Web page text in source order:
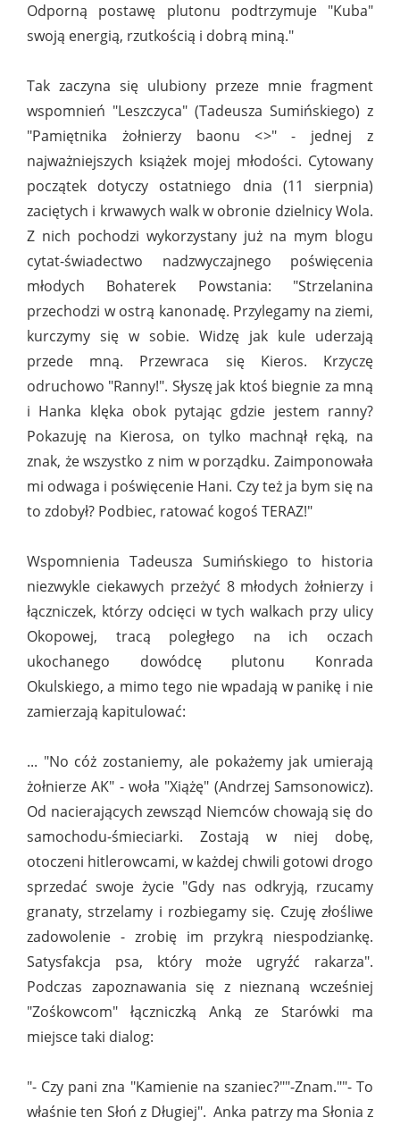
Odporną postawę plutonu podtrzymuje "Kuba"
swoją energią, rzutkością i dobrą miną."
Tak zaczyna się ulubiony przeze mnie fragment
wspomnień "Leszczyca" (Tadeusza Sumińskiego) z
"Pamiętnika żołnierzy baonu <>" - jednej z
najważniejszych książek mojej młodości. Cytowany
początek dotyczy ostatniego dnia (11 sierpnia)
zaciętych i krwawych walk w obronie dzielnicy Wola.
Z nich pochodzi wykorzystany już na mym blogu
cytat-świadectwo nadzwyczajnego poświęcenia
młodych Bohaterek Powstania: "Strzelanina
przechodzi w ostrą kanonadę. Przylegamy na ziemi,
kurczymy się w sobie. Widzę jak kule uderzają
przede mną. Przewraca się Kieros. Krzyczę
odruchowo "Ranny!". Słyszę jak ktoś biegnie za mną
i Hanka klęka obok pytając gdzie jestem ranny?
Pokazuję na Kierosa, on tylko machnął ręką, na
znak, że wszystko z nim w porządku. Zaimponowała
mi odwaga i poświęcenie Hani. Czy też ja bym się na
to zdobył? Podbiec, ratować kogoś TERAZ!"
Wspomnienia Tadeusza Sumińskiego to historia
niezwykle ciekawych przeżyć 8 młodych żołnierzy i
łączniczek, którzy odcięci w tych walkach przy ulicy
Okopowej, tracą poległego na ich oczach
ukochanego dowódcę plutonu Konrada
Okulskiego, a mimo tego nie wpadają w panikę i nie
zamierzają kapitulować:
... "No cóż zostaniemy, ale pokażemy jak umierają
żołnierze AK" - woła "Xiążę" (Andrzej Samsonowicz).
Od nacierających zewsząd Niemców chowają się do
samochodu-śmieciarki. Zostają w niej dobę,
otoczeni hitlerowcami, w każdej chwili gotowi drogo
sprzedać swoje życie "Gdy nas odkryją, rzucamy
granaty, strzelamy i rozbiegamy się. Czuję złośliwe
zadowolenie - zrobię im przykrą niespodziankę.
Satysfakcja psa, który może ugryźć rakarza".
Podczas zapoznawania się z nieznaną wcześniej
"Zośkowcom" łączniczką Anką ze Starówki ma
miejsce taki dialog:
"- Czy pani zna "Kamienie na szaniec?""-Znam.""- To
właśnie ten Słoń z Długiej". Anka patrzy ma Słonia z